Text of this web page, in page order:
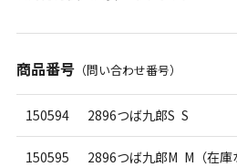
商品番号（問い合わせ番号）
150594 2896つば九郎S S
150595 2896つば九郎M M（在庫